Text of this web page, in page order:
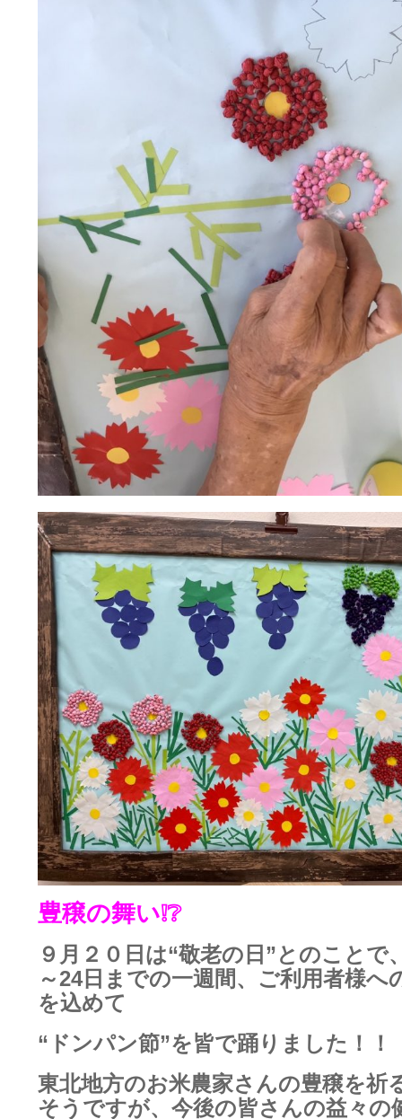
豊穣の舞い❕❔
９月２０日は“敬老の日 ”とのことで
～24日までの一週間、ご利用者様へ
を込めて
“ ドンパン節”を皆で踊りました！！
東北地方のお米農家さんの豊穣を祈
そうですが、今後の皆さんの益々の